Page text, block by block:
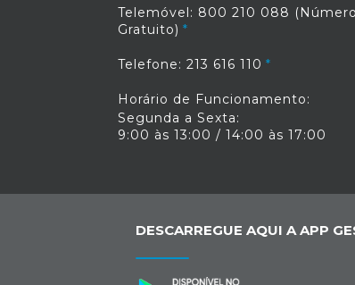
Telemóvel: 800 210 088 (Número
Gratuito)
Telefone: 213 616 110
Horário de Funcionamento:
Segunda a Sexta:
9:00 às 13:00 / 14:00 às 17:00
DESCARREGUE AQUI A APP